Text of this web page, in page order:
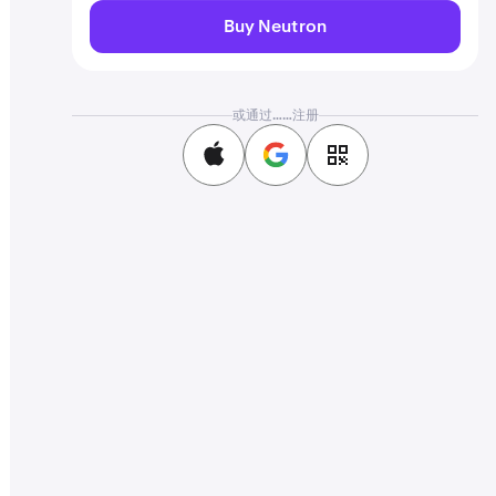
Buy Neutron
或通过……注册